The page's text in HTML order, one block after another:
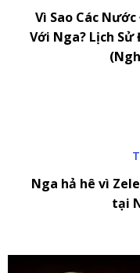
Vì Sao Các
Với Nga? Lịch Sử
Nga hả hê vì
tại